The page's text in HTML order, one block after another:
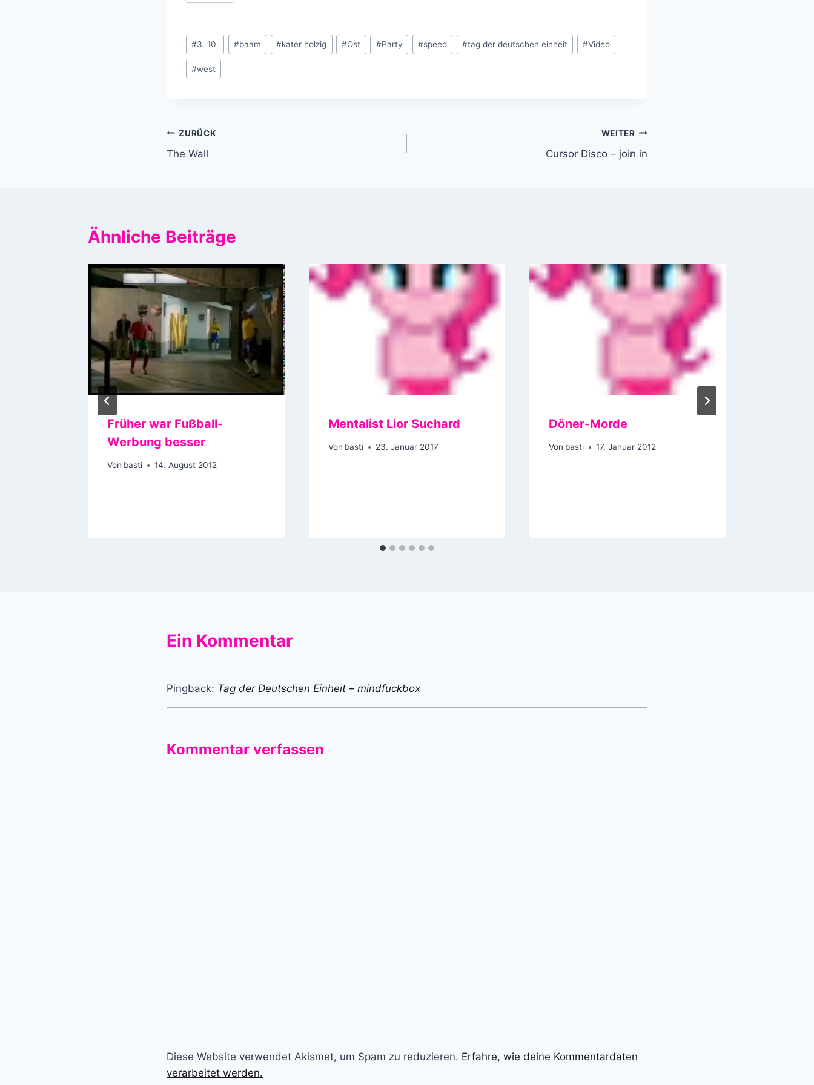
Schlagworte:
#3. 10. #baam #kater holzig #Ost #Party #speed #tag der deutschen einheit #Video
#west
Beitragsnavigation
ZURÜCK
The Wall
WEITER
Cursor Disco – join in
Ähnliche Beiträge
Früher war Fußball-
Werbung besser
Von basti 14. August 2012
Mentalist Lior Suchard
Von basti 23. Januar 2017
Döner-Morde
Von basti 17. Januar 2012
Ein Kommentar
Pingback: Tag der Deutschen Einheit – mindfuckbox
Kommentar verfassen
Diese Website verwendet Akismet, um Spam zu reduzieren. Erfahre, wie deine Kommentardaten
verarbeitet werden.